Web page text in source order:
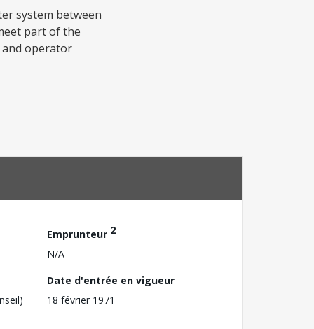
system between
part of the
operator
Emprunteur 2
N/A
Date d'entrée en vigueur
18 février 1971